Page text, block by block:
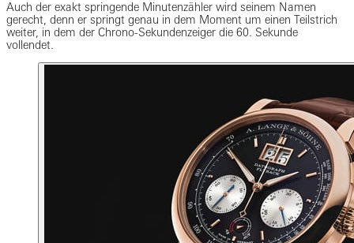
Auch der exakt springende Minutenzähler wird seinem Namen
gerecht, denn er springt genau in dem Moment um einen Teilstrich
weiter, in dem der Chrono-Sekundenzeiger die 60. Sekunde
vollendet.